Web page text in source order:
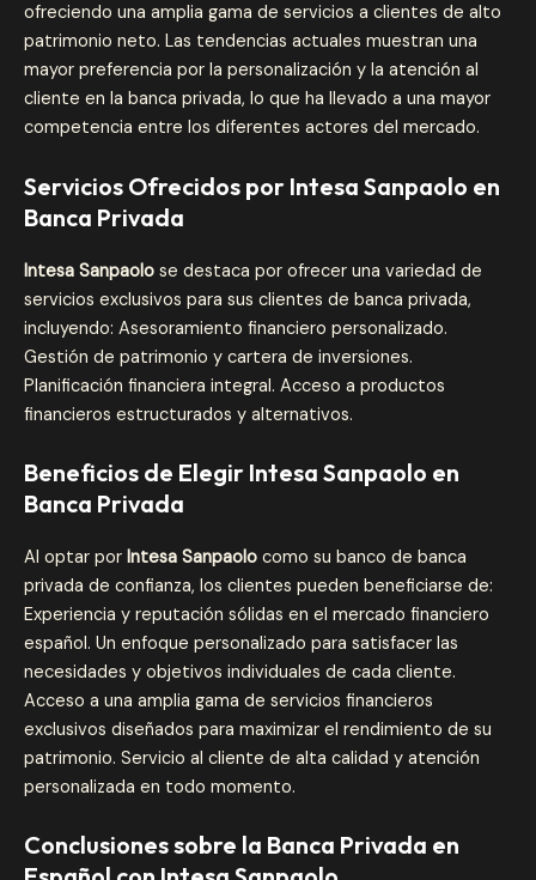
ofreciendo una amplia gama de servicios a clientes de alto
patrimonio neto. Las tendencias actuales muestran una
mayor preferencia por la personalización y la atención al
cliente en la banca privada, lo que ha llevado a una mayor
competencia entre los diferentes actores del mercado.
Servicios Ofrecidos por Intesa Sanpaolo en
Banca Privada
Intesa Sanpaolo se destaca por ofrecer una variedad de
servicios exclusivos para sus clientes de banca privada,
incluyendo: Asesoramiento financiero personalizado.
Gestión de patrimonio y cartera de inversiones.
Planificación financiera integral. Acceso a productos
financieros estructurados y alternativos.
Beneficios de Elegir Intesa Sanpaolo en
Banca Privada
Al optar por Intesa Sanpaolo como su banco de banca
privada de confianza, los clientes pueden beneficiarse de:
Experiencia y reputación sólidas en el mercado financiero
español. Un enfoque personalizado para satisfacer las
necesidades y objetivos individuales de cada cliente.
Acceso a una amplia gama de servicios financieros
exclusivos diseñados para maximizar el rendimiento de su
patrimonio. Servicio al cliente de alta calidad y atención
personalizada en todo momento.
Conclusiones sobre la Banca Privada en